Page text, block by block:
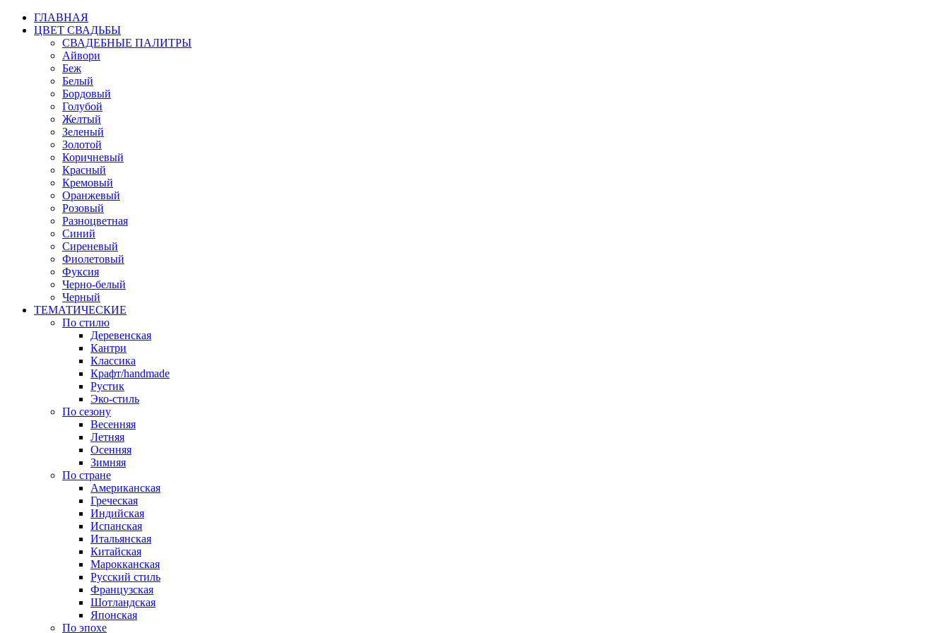
ГЛАВНАЯ
ЦВЕТ СВАДЬБЫ
СВАДЕБНЫЕ ПАЛИТРЫ
Айвори
Беж
Белый
Бордовый
Голубой
Желтый
Зеленый
Золотой
Коричневый
Красный
Кремовый
Оранжевый
Розовый
Разноцветная
Синий
Сиреневый
Фиолетовый
Фуксия
Черно-белый
Черный
ТЕМАТИЧЕСКИЕ
По стилю
Деревенская
Кантри
Классика
Крафт/handmade
Рустик
Эко-стиль
По сезону
Весенняя
Летняя
Осенняя
Зимняя
По стране
Американская
Греческая
Индийская
Испанская
Итальянская
Китайская
Марокканская
Русский стиль
Французская
Шотландская
Японская
По эпохе